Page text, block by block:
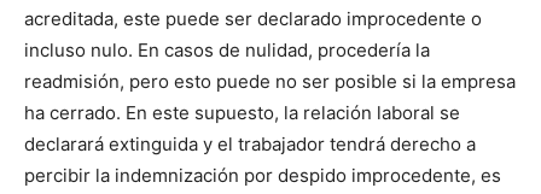
acreditada, este puede ser declarado improcedente o
incluso nulo. En casos de nulidad, procedería la
readmisión, pero esto puede no ser posible si la empresa
ha cerrado. En este supuesto, la relación laboral se
declarará extinguida y el trabajador tendrá derecho a
percibir la indemnización por despido improcedente, es